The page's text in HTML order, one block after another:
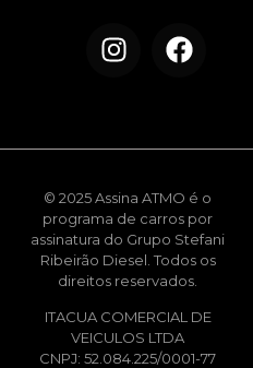
© 2025 Assina ATMO é o
programa de carros por
assinatura do Grupo Stefani
Ribeirão Diesel. Todos os
direitos reservados.
ITACUA COMERCIAL DE
VEICULOS LTDA
CNPJ: 52.084.225/0001-77